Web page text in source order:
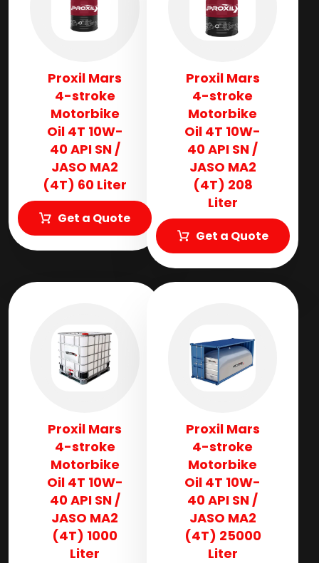
Proxil Mars
4-stroke
Motorbike
Oil 4T 10W-
40 API SN /
JASO MA2
(4T) 60 Liter
Get a Quote
Proxil Mars
4-stroke
Motorbike
Oil 4T 10W-
40 API SN /
JASO MA2
(4T) 208
Liter
Get a Quote
Proxil Mars
4-stroke
Motorbike
Oil 4T 10W-
40 API SN /
JASO MA2
(4T) 1000
Liter
Proxil Mars
4-stroke
Motorbike
Oil 4T 10W-
40 API SN /
JASO MA2
(4T) 25000
Liter